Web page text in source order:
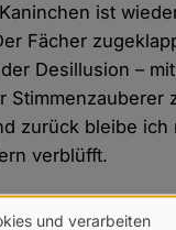
ist
Fächer
Desillusion –
Stimmenzauberer
zurück bleibe ich
verblüfft.
und verarbeiten